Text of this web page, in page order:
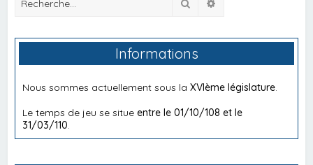
Informations
Nous sommes actuellement sous laXVIème législature
Le temps de jeu se situeentre le 01/10/108 et le
31/03/110